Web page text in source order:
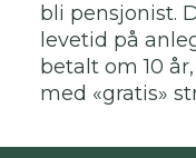
bli pensjonist.
levetid på
betalt om 10
med «gratis»